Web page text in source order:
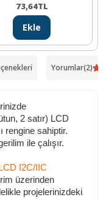
73,64TL
Ekle
Yorumlar(2)
2 satır) LCD
rengine sahiptir.
ile çalışır.
I2C/IIC
üzerinden
projelerinizdeki